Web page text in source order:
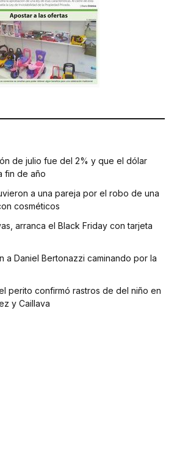
de julio fue del 2% y que el dólar
fin de año
a una pareja por el robo de una
cosméticos
arranca el Black Friday con tarjeta
a Daniel Bertonazzi caminando por la
perito confirmó rastros de del niño en
y Caillava